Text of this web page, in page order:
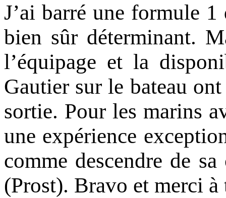
J’ai barré une formule
bien sûr déterminant.
l’équipage et la
Gautier sur le bateau
sortie. Pour les marins
une expérience
comme descendre de
(Prost). Bravo et merci à